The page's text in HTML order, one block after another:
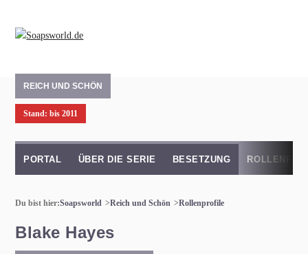
REICH UND SCHÖN
Stand: bis 2011
PORTAL ÜBER DIE SERIE BESETZUNG
Du bist hier:Soapsworld Reich und Schön Rollenprofile
Blake Hayes